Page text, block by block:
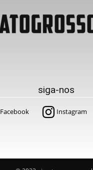
siga-nos
Facebook Instagram